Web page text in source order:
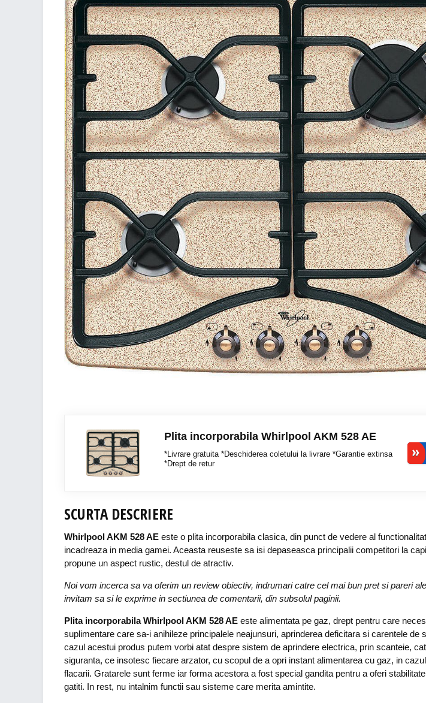
Plita incorporabila Whirlpool AKM 528 AE
*Livrare gratuita *Deschiderea coletului la livrare *Garantie extinsa
*Drept de retur
SCURTA DESCRIERE
Whirlpool AKM 528 AE este o plita incorporabila clasica, din punct de vedere al
incadreaza in media gamei. Aceasta reuseste sa isi depaseasca principalii competitori la
propune un aspect rustic, destul de atractiv.
Noi vom incerca sa va oferim un review obiectiv, indrumari catre cel mai bun pret si pareri
invitam sa si le exprime in sectiunea de comentarii, din subsolul paginii.
Plita incorporabila Whirlpool AKM 528 AE este alimentata pe gaz, drept pentru care
suplimentare care sa-i anihileze principalele neajunsuri, aprinderea deficitara si carentele de
cazul acestui produs putem vorbi atat despre sistem de aprindere electrica, prin scanteie,
siguranta, ce insotesc fiecare arzator, cu scopul de a opri instant alimentarea cu gaz, in
flacarii. Gratarele sunt ferme iar forma acestora a fost special gandita pentru a oferi
gatiti. In rest, nu intalnim functii sau sisteme care merita amintite.